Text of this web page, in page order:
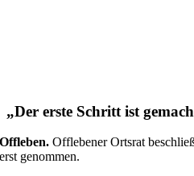
„Der erste Schritt ist
Offleben.Offlebener Ortsrat
erst genommen.